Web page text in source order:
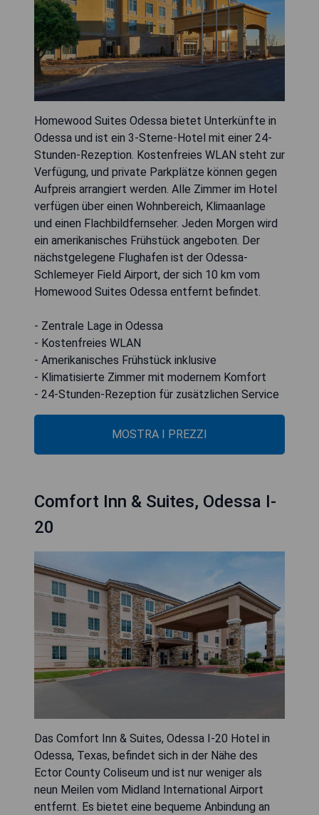
Homewood Suites Odessa bietet Unterkünfte in
Odessa und ist ein 3-Sterne-Hotel mit einer 24-
Stunden-Rezeption. Kostenfreies WLAN steht zur
Verfügung, und private Parkplätze können gegen
Aufpreis arrangiert werden. Alle Zimmer im Hotel
verfügen über einen Wohnbereich, Klimaanlage
und einen Flachbildfernseher. Jeden Morgen wird
ein amerikanisches Frühstück angeboten. Der
nächstgelegene Flughafen ist der Odessa-
Schlemeyer Field Airport, der sich 10 km vom
Homewood Suites Odessa entfernt befindet.
- Zentrale Lage in Odessa
- Kostenfreies WLAN
- Amerikanisches Frühstück inklusive
- Klimatisierte Zimmer mit modernem Komfort
- 24-Stunden-Rezeption für zusätzlichen Service
MOSTRA I PREZZI
Comfort Inn & Suites, Odessa I-
20
Das Comfort Inn & Suites, Odessa I-20 Hotel in
Odessa, Texas, befindet sich in der Nähe des
Ector County Coliseum und ist nur weniger als
neun Meilen vom Midland International Airport
entfernt. Es bietet eine bequeme Anbindung an